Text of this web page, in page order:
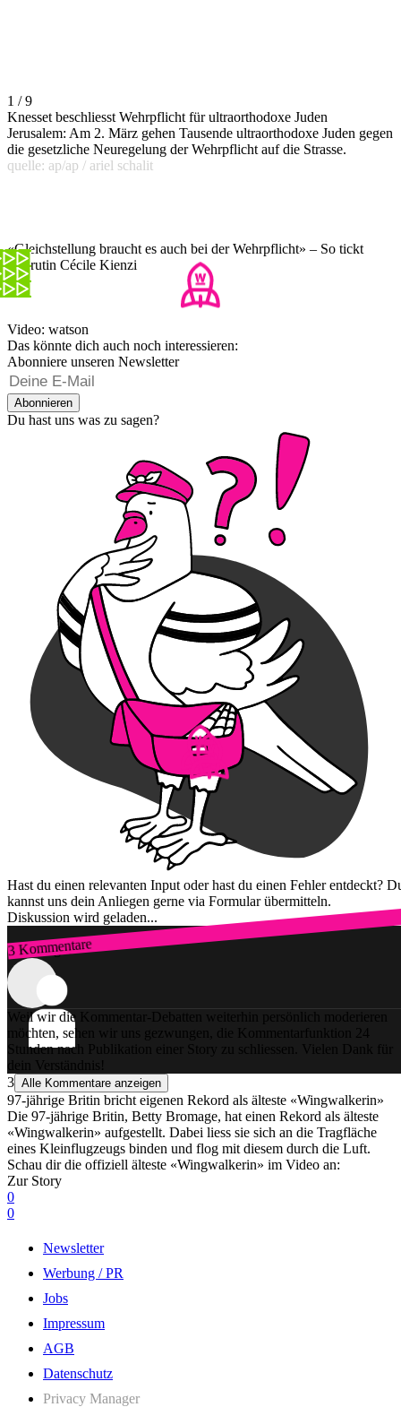
1 / 9
Knesset beschliesst Wehrpflicht für ultraorthodoxe Juden
Jerusalem: Am 2. März gehen Tausende ultraorthodoxe Juden gegen
die gesetzliche Neuregelung der Wehrpflicht auf die Strasse.
quelle: ap/ap / ariel schalit
«Gleichstellung braucht es auch bei der Wehrpflicht» – So tickt
Rekrutin Cécile Kienzi
Video: watson
Das könnte dich auch noch interessieren:
Abonniere unseren Newsletter
Abonnieren
Du hast uns was zu sagen?
Hast du einen relevanten Input oder hast du einen Fehler entdeckt?
kannst uns dein Anliegen gerne via Formular übermitteln.
Diskussion wird geladen...
3 Kommentare
Zum Login
Weil wir die Kommentar-Debatten weiterhin persönlich moderieren
möchten, sehen wir uns gezwungen, die Kommentarfunktion 24
Stunden nach Publikation einer Story zu schliessen. Vielen Dank für
dein Verständnis!
3 Alle Kommentare anzeigen
97-jährige Britin bricht eigenen Rekord als älteste «Wingwalkerin»
Die 97-jährige Britin, Betty Bromage, hat einen Rekord als älteste
«Wingwalkerin» aufgestellt. Dabei liess sie sich an die Tragfläche
eines Kleinflugzeugs binden und flog mit diesem durch die Luft.
Schau dir die offiziell älteste «Wingwalkerin» im Video an:
Zur Story
0
0
Newsletter
Werbung / PR
Jobs
Impressum
AGB
Datenschutz
Privacy Manager